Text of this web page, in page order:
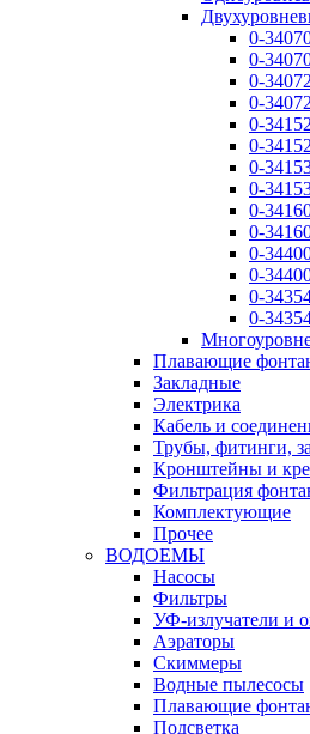
0-
0-
0-
0-
0-
0-
0-
0-
0-
0-
0-
0-
0-
0-
Плавающие
Закладные
Электрика
Кабель и
Трубы, фитинги,
Кронштейны и
Фильтрация
Комплектующие
Прочее
ВОДОЕМЫ
Насосы
Фильтры
УФ-излучатели и
Аэраторы
Cкиммеры
Водные пылесосы
Плавающие
Подсветка